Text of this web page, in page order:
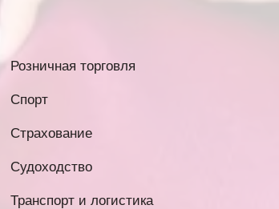
Розничная торговля
Спорт
Страхование
Судоходство
Транспорт и логистика